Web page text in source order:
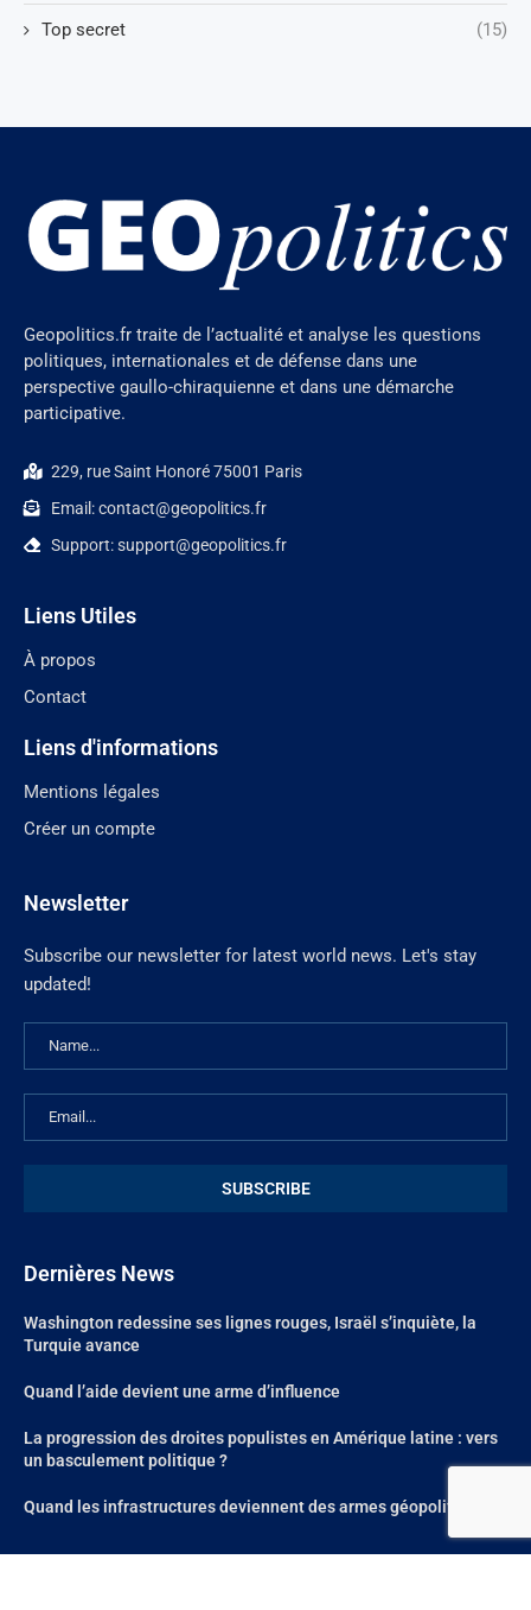
Top secret (15)
Geopolitics.fr traite de l’actualité et analyse les questions
politiques, internationales et de défense dans une
perspective gaullo-chiraquienne et dans une démarche
participative.
229, rue Saint Honoré 75001 Paris
Email: contact@geopolitics.fr
Support: support@geopolitics.fr
Liens Utiles
À propos
Contact
Liens d'informations
Mentions légales
Créer un compte
Newsletter
Subscribe our newsletter for latest world news. Let's stay
updated!
Dernières News
Washington redessine ses lignes rouges, Israël s’inquiète, la
Turquie avance
Quand l’aide devient une arme d’influence
La progression des droites populistes en Amérique latine : vers
un basculement politique ?
Quand les infrastructures deviennent des armes géopolitiques